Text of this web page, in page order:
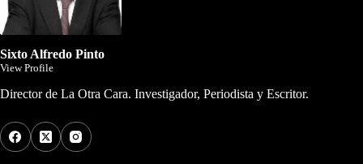
Sixto Alfredo Pinto
View Profile
Director de La Otra Cara. Investigador, Periodista y Escritor.